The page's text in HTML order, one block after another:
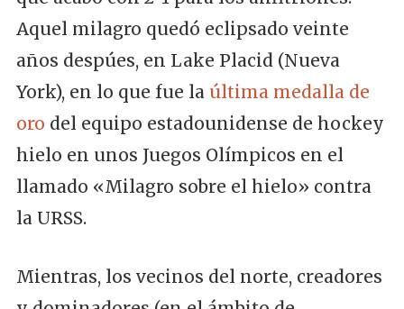
Aquel milagro quedó eclipsado veinte
años despúes, en Lake Placid (Nueva
York), en lo que fue la última medalla de
oro del equipo estadounidense de hockey
hielo en unos Juegos Olímpicos en el
llamado «Milagro sobre el hielo» contra
la URSS.
Mientras, los vecinos del norte, creadores